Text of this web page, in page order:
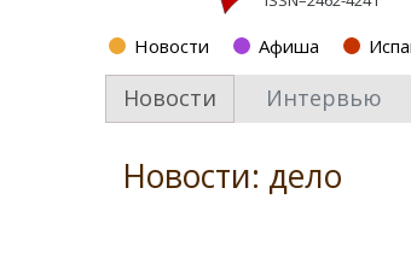
Новости Афиша
Новости Интервью
Новости: дело